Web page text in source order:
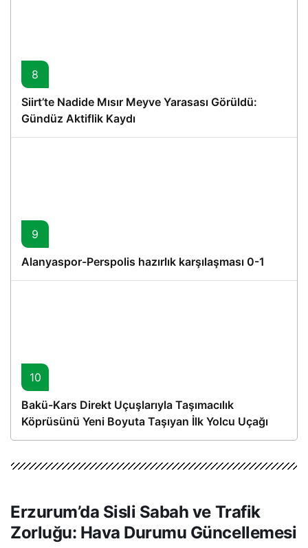
8
Siirt’te Nadide Mısır Meyve Yarasası Görüldü:
Gündüz Aktiflik Kaydı
9
Alanyaspor-Perspolis hazırlık karşılaşması 0-1
10
Bakü-Kars Direkt Uçuşlarıyla Taşımacılık
Köprüsünü Yeni Boyuta Taşıyan İlk Yolcu Uçağı
Hareket Etti
Erzurum’da Sisli Sabah ve Trafik
Zorluğu: Hava Durumu Güncellemesi